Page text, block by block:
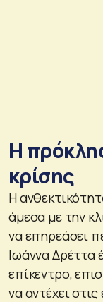
Η
κρίσης
Η
άμεσα με την
να επηρεάσει
Ιωάννα Δρέττα
επίκεντρο,
να αντέχει